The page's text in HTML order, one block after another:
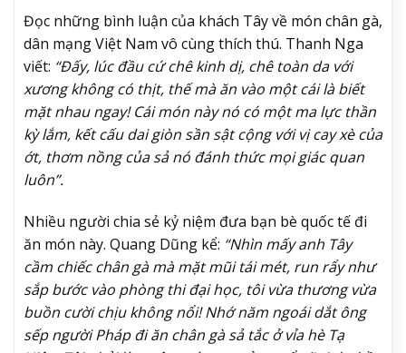
Đọc những bình luận của khách Tây về món chân gà,
dân mạng Việt Nam vô cùng thích thú. Thanh Nga
viết: “Đấy, lúc đầu cứ chê kinh dị, chê toàn da với
xương không có thịt, thế mà ăn vào một cái là biết
mặt nhau ngay! Cái món này nó có một ma lực thần
kỳ lắm, kết cấu dai giòn sần sật cộng với vị cay xè của
ớt, thơm nồng của sả nó đánh thức mọi giác quan
luôn”.
Nhiều người chia sẻ kỷ niệm đưa bạn bè quốc tế đi
ăn món này. Quang Dũng kể: “Nhìn mấy anh Tây
cầm chiếc chân gà mà mặt mũi tái mét, run rẩy như
sắp bước vào phòng thi đại học, tôi vừa thương vừa
buồn cười chịu không nổi! Nhớ năm ngoái dắt ông
sếp người Pháp đi ăn chân gà sả tắc ở vỉa hè Tạ